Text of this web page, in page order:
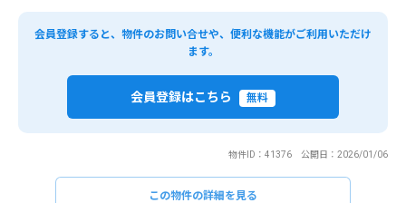
会員登録すると、物件のお問い合せや、便利な機能がご利用いただけ
ます。
会員登録はこちら 無料
物件ID：41376 公開日：2026/01/06
この物件の詳細を見る